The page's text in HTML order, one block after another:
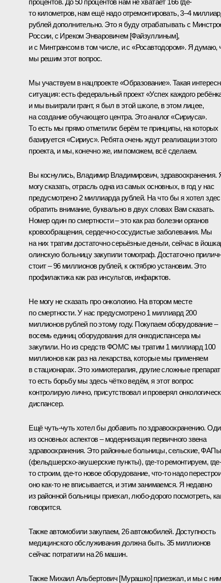
то километров, нам ещё надо отремонтировать, 3–4
рублей дополнительно. Это я буду отрабатывать с
России, с Иреком Энваровичем [Файзуллиным],
и с Минтрансом в том числе, и с «Росавтодором». Я думаю,
мы решим этот вопрос.
Мы участвуем в нацпроекте «Образование». Такая
ситуация: есть федеральный проект «Успех каждого
и мы выиграли грант, я был в этой школе, в этом лицее,
на создание обучающего центра. Это аналог «Сириуса».
То есть мы прямо отметили: берём те принципы, на которых
базируется «Сириус». Ребята очень ждут реализации этого
проекта, и мы, конечно же, им поможем, всё сделаем.
Вы коснулись, Владимир Владимирович, здравоохранения.
могу сказать, отрасль одна из самых основных, в год у нас
предусмотрено 2 миллиарда рублей. На что бы я хотел
обратить внимание, буквально в двух словах Вам сказать.
Номер один по смертности – это как раз болезни органов
кровообращения, сердечно-сосудистые заболевания. Мы
на них тратим достаточно серьёзные деньги, сейчас в
олинскую больницу закупили томограф. Достаточно
стоит – 96 миллионов рублей, к октябрю установим. Это
профилактика как раз инсультов, инфарктов.
Не могу не сказать про онкологию. На втором месте
по смертности. У нас предусмотрено 1 миллиард 200
миллионов рублей по этому году. Покупаем оборудование –
восемь единиц оборудования для онкодиспансера мы
закупили. Но из средств ФОМС мы тратим 1 миллиард 100
миллионов как раз на лекарства, которые мы применяем
в стационарах. Это химиотерапия, другие сложные
то есть борьбу мы здесь чётко ведём, я этот вопрос
контролирую лично, присутствовал и проверял
диспансер.
Ещё чуть-чуть хотел бы добавить по здравоохранению.
из основных аспектов – модернизация первичного звена
здравоохранения. Это районные больницы, сельские, ФАПы
(фельдшерско-акушерские пункты), где-то ремонтируем,
то строим, где-то новое оборудование, что-то надо
оно как-то не вписывается, и этим занимаемся. Я недавно
из районной больницы приехал, любо-дорого посмотреть,
говорится.
Также автомобили закупаем, 26 автомобилей. Доступность
медицинского обслуживания должна быть. 35 миллионов
сейчас потратили на 26 машин.
Также Михаил Альбертович [Мурашко] приезжал, и мы с ним